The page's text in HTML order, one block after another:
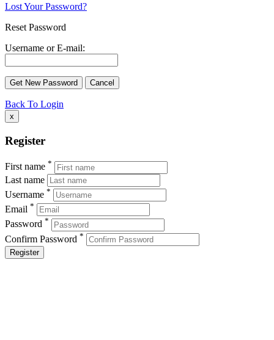
Lost Your Password?
Reset Password
Username or E-mail:
Back To Login
x
Register
First name *
Last name
Username *
Email *
Password *
Confirm Password *
Register